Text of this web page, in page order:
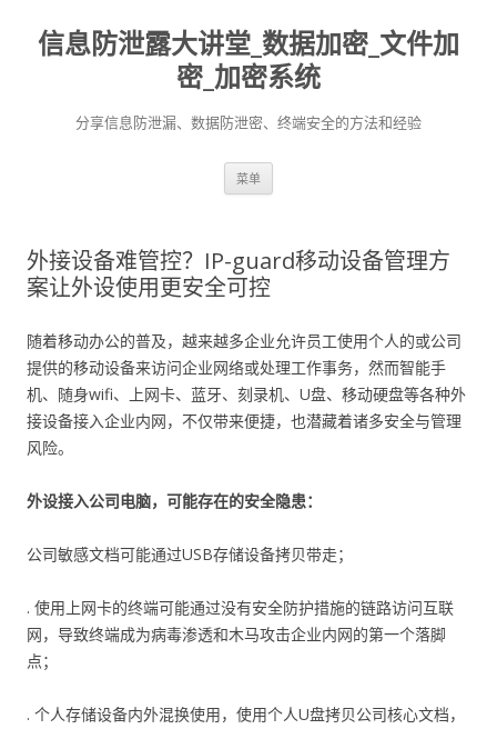
信息防泄露大讲堂_数据加密_文件加
密_加密系统
分享信息防泄漏、数据防泄密、终端安全的方法和经验
菜单
外接设备难管控？IP-guard移动设备管理方
案让外设使用更安全可控
随着移动办公的普及，越来越多企业允许员工使用个人的或公司
提供的移动设备来访问企业网络或处理工作事务，然而智能手
机、随身wifi、上网卡、蓝牙、刻录机、U盘、移动硬盘等各种外
接设备接入企业内网，不仅带来便捷，也潜藏着诸多安全与管理
风险。
外设接入公司电脑，可能存在的安全隐患：
公司敏感文档可能通过USB存储设备拷贝带走；
. 使用上网卡的终端可能通过没有安全防护措施的链路访问互联
网，导致终端成为病毒渗透和木马攻击企业内网的第一个落脚
点；
. 个人存储设备内外混换使用，使用个人U盘拷贝公司核心文档，